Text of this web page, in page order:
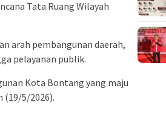
Tata Ruang Wilayah
arah pembangunan daerah,
pelayanan publik.
Kota Bontang yang maju
(19/5/2026).